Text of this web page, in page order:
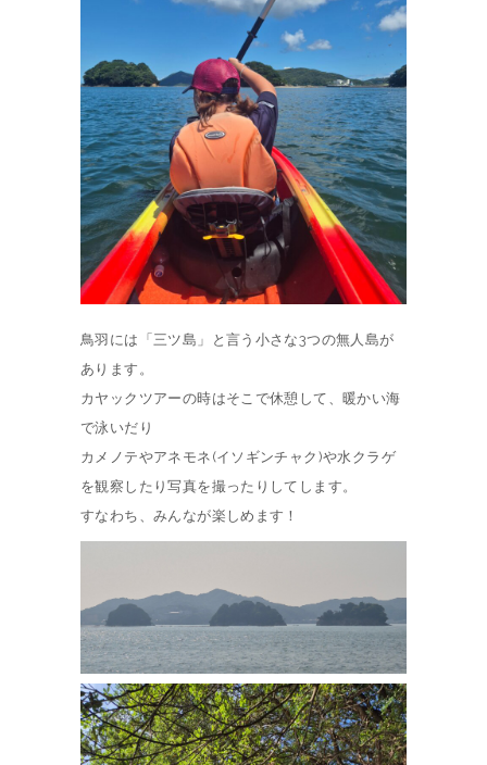
鳥羽には「三ツ島」と言う小さな3つの無人島が
あります。
カヤックツアーの時はそこで休憩して、暖かい海
で泳いだり
カメノテやアネモネ(イソギンチャク)や水クラゲ
を観察したり写真を撮ったりしてします。
すなわち、みんなが楽しめます！